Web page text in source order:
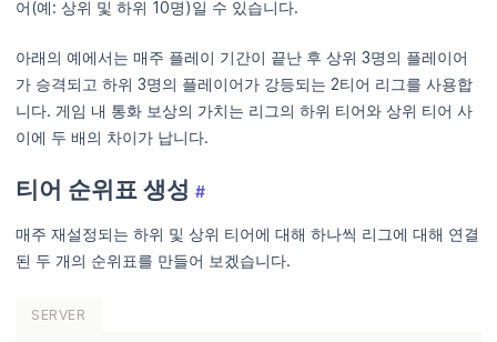
어(예: 상위 및 하위 10명)일 수 있습니다.
아래의 예에서는 매주 플레이 기간이 끝난 후 상위 3명의 플레이어
가 승격되고 하위 3명의 플레이어가 강등되는 2티어 리그를 사용합
니다. 게임 내 통화 보상의 가치는 리그의 하위 티어와 상위 티어 사
이에 두 배의 차이가 납니다.
티어 순위표 생성 #
매주 재설정되는 하위 및 상위 티어에 대해 하나씩 리그에 대해 연결
된 두 개의 순위표를 만들어 보겠습니다.
SERVER